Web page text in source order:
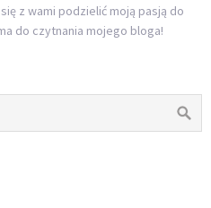
z wami podzielić moją pasją do
do czytnania mojego bloga!